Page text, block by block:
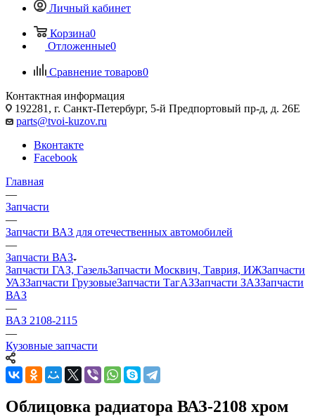
Личный кабинет
Корзина0
Отложенные0
Сравнение товаров0
Контактная информация
192281, г. Санкт-Петербург, 5-й Предпортовый пр-д, д. 26Е
parts@tvoi-kuzov.ru
Вконтакте
Facebook
Главная
—
Запчасти
—
Запчасти ВАЗ для отечественных автомобилей
—
Запчасти ВАЗ
Запчасти ГАЗ, ГазельЗапчасти Москвич, Таврия, ИЖЗапчасти
УАЗЗапчасти ГрузовыеЗапчасти ТагАЗЗапчасти ЗАЗЗапчасти
ВАЗ
—
ВАЗ 2108-2115
—
Кузовные запчасти
Облицовка радиатора ВАЗ-2108 хром